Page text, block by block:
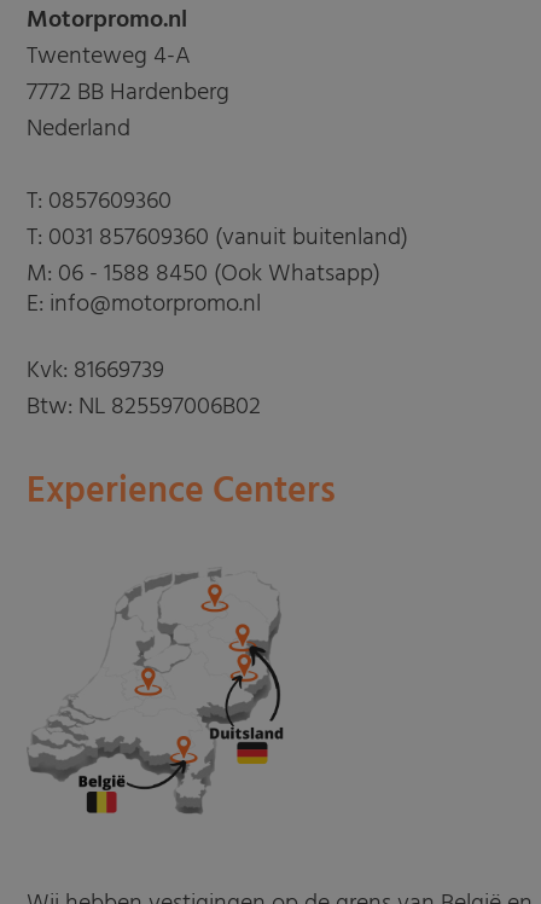
Motorpromo.nl
Twenteweg 4-A
7772 BB Hardenberg
Nederland
T: 0857609360
T: 0031 857609360 (vanuit buitenland)
M: 06 - 1588 8450 (Ook Whatsapp)
E: info@motorpromo.nl
Kvk: 81669739
Btw: NL 825597006B02
Experience Centers